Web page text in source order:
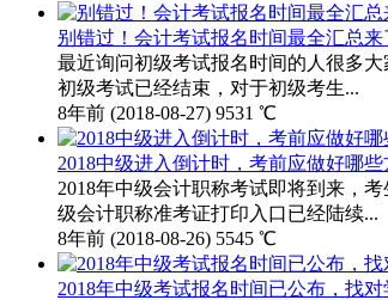
别错过！会计考试报名时间最全汇总来
最近询问初级考试报名时间的人很多
初级考试已经结束，对于初级考生...
8年前 (2018-08-27) 9531 ℃
2018中级进入倒计时，考前应做好哪些
2018年中级会计职称考试即将到来，
级会计职称准考证打印入口已经陆续...
8年前 (2018-08-26) 5545 ℃
2018年中级考试报名时间已公布，找